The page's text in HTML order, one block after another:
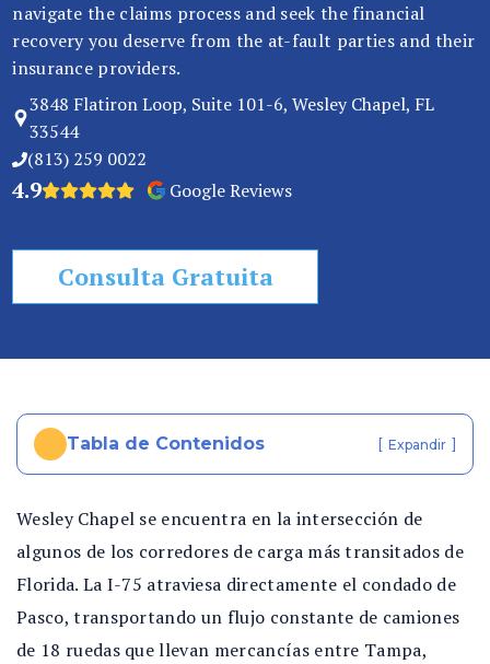
navigate the claims process and seek the financial
recovery you deserve from the at-fault parties and their
insurance providers.
3848 Flatiron Loop, Suite 101-6, Wesley Chapel, FL
33544
(813) 259 0022
4.9 Google Reviews
Consulta Gratuita
Tabla de Contenidos [ Expandir ]
Wesley Chapel se encuentra en la intersección de
algunos de los corredores de carga más transitados de
Florida. La I-75 atraviesa directamente el condado de
Pasco, transportando un flujo constante de camiones
de 18 ruedas que llevan mercancías entre Tampa,